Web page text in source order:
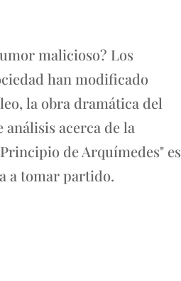
malicioso? Los
han modificado
la obra dramática del
acerca de la
de Arquímedes" es
a tomar partido.